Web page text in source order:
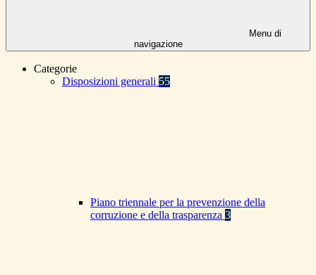
Menu di
navigazione
Categorie
Disposizioni generali 55
Piano triennale per la prevenzione della
corruzione e della trasparenza 3